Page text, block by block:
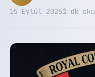
15 Eylül 20251 dk